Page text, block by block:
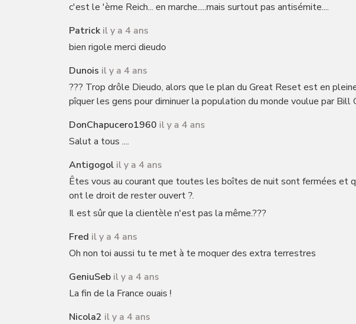
c'est le 'ème Reich... en marche.....mais surtout pas antisémite....
Patrick il y a 4 ans
bien rigole merci dieudo
Dunois il y a 4 ans
??? Trop drôle Dieudo, alors que le plan du Great Reset est en
pîquer les gens pour diminuer la population du monde voulue par Bill
DonChapucero1960 il y a 4 ans
Salut a tous ....
Antigogol il y a 4 ans
Êtes vous au courant que toutes les boîtes de nuit sont fermées et
ont le droit de rester ouvert ?.
Il est sûr que la clientèle n'est pas la même.???
Fred il y a 4 ans
Oh non toi aussi tu te met à te moquer des extra terrestres
GeniuSeb il y a 4 ans
La fin de la France ouais !
Nicola2 il y a 4 ans